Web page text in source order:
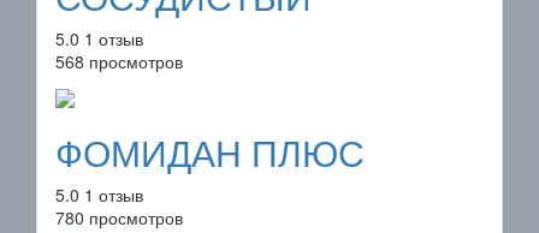
5.0 1 отзыв
568 просмотров
ФОМИДАН ПЛЮС
5.0 1 отзыв
780 просмотров